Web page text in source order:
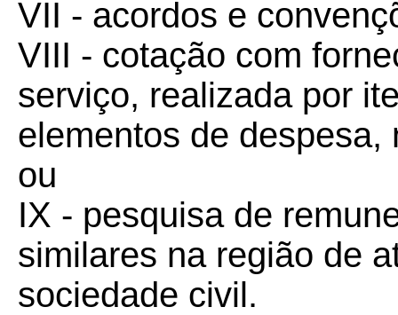
VII - acordos e
VIII - cotação com
serviço, realizada por
elementos de despesa,
ou
IX - pesquisa de
similares na região de
sociedade civil.